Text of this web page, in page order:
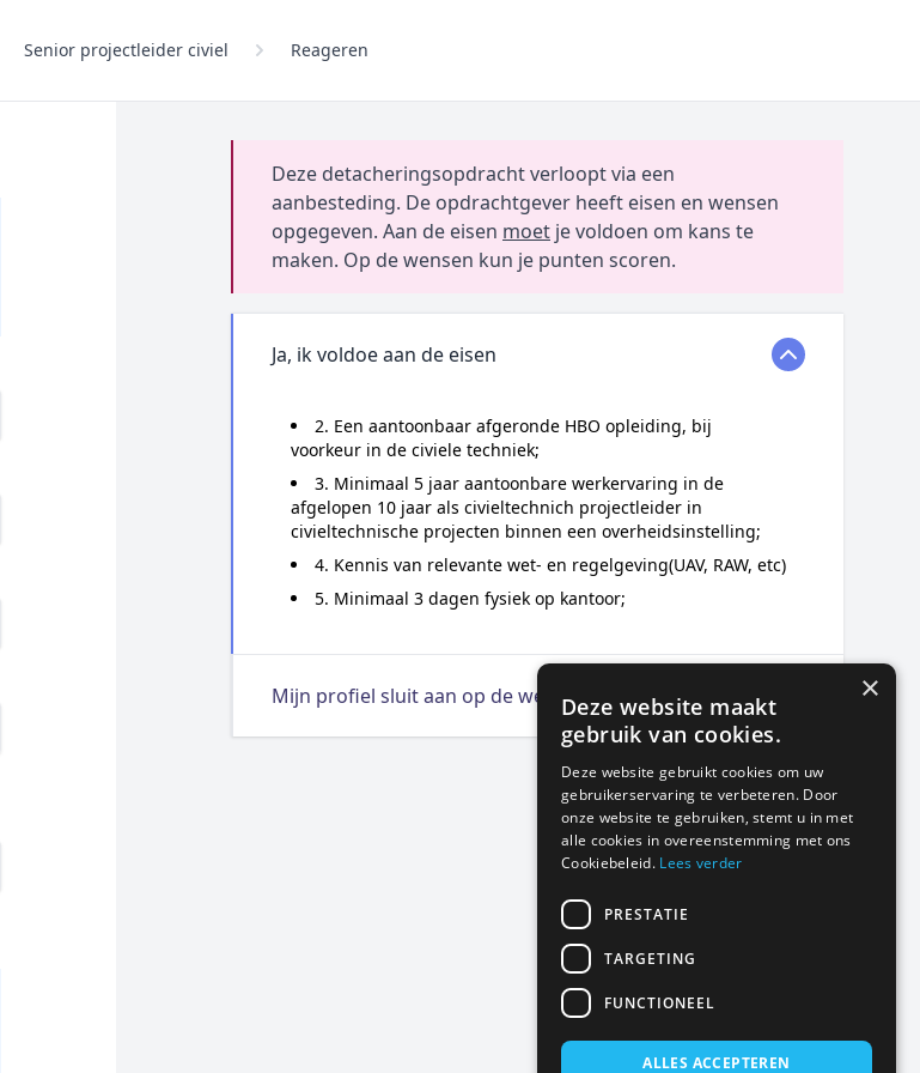
Senior projectleider civiel Reageren
Deze detacheringsopdracht verloopt via een
aanbesteding. De opdrachtgever heeft eisen en wensen
opgegeven. Aan de eisen moet je voldoen om kans te
maken. Op de wensen kun je punten scoren.
Ja, ik voldoe aan de eisen
2. Een aantoonbaar afgeronde HBO opleiding, bij
voorkeur in de civiele techniek;
3. Minimaal 5 jaar aantoonbare werkervaring in de
afgelopen 10 jaar als civieltechnich projectleider in
civieltechnische projecten binnen een overheidsinstelling;
4. Kennis van relevante wet- en regelgeving(UAV, RAW, etc)
5. Minimaal 3 dagen fysiek op kantoor;
Mijn profiel sluit aan op de wensen ×
Deze website maakt
gebruik van cookies.
Deze website gebruikt cookies om uw
gebruikerservaring te verbeteren. Door
onze website te gebruiken, stemt u in met
alle cookies in overeenstemming met ons
Cookiebeleid. Lees verder
PRESTATIE
TARGETING
FUNCTIONEEL
ALLES ACCEPTEREN